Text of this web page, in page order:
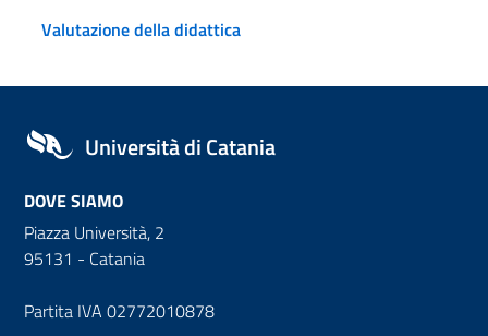
Valutazione della didattica
Università di Catania
DOVE SIAMO
Piazza Università, 2
95131 - Catania
Partita IVA 02772010878